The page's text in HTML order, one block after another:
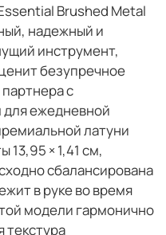
Brushed Metal
надежный и
инструмент,
безупречное
с
ежедневной
латуни
13,95 × 1,41 см,
сбалансирована
в руке во время
модели гармонично
текстура